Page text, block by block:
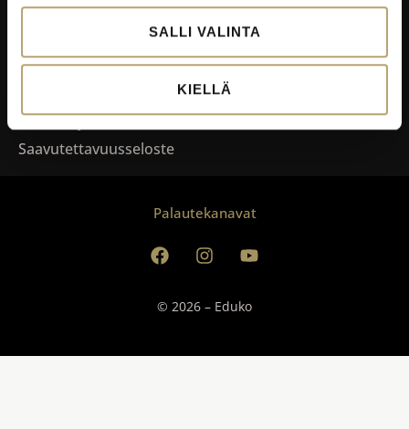
SALLI VALINTA
KIELLÄ
Viestintä
Palautekanavat
Tietosuoja
Saavutettavuusseloste
© 2026 – Eduko
Palautekanavat